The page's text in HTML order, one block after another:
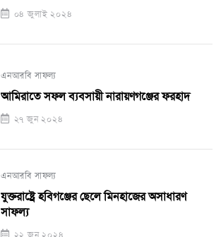
০৪ জুলাই ২০২৪
এনআরবি সাফল্য
আমিরাতে সফল ব্যবসায়ী নারায়ণগঞ্জের ফরহাদ
২৭ জুন ২০২৪
এনআরবি সাফল্য
যুক্তরাষ্ট্রে হবিগঞ্জের ছেলে মিনহাজের অসাধারণ
সাফল্য